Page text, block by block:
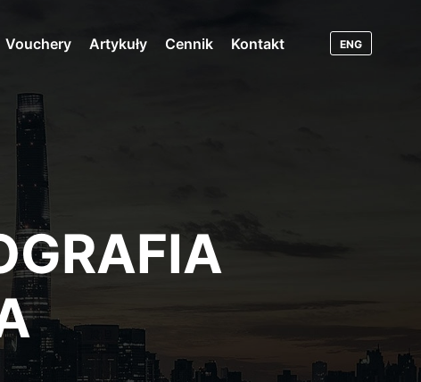
Vouchery Artykuły Cennik Kontakt ENG